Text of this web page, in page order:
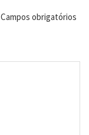
Campos obrigatórios